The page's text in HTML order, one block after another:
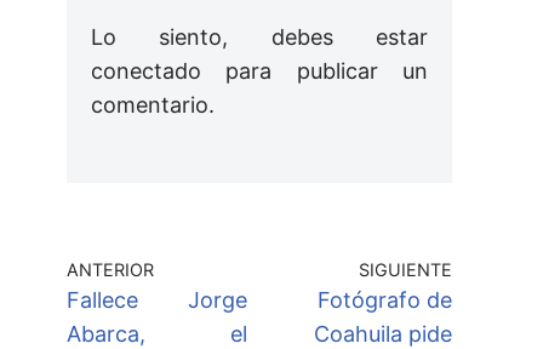
Lo siento, debes estar
conectado para publicar un
comentario.
ANTERIOR
Fallece Jorge
Abarca, el
SIGUIENTE
Fotógrafo de
Coahuila pide